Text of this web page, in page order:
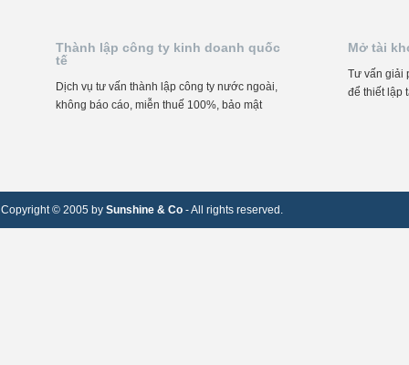
Thành lập công ty kinh doanh quốc
tế
Dịch vụ tư vấn thành lập công ty nước ngoài,
không báo cáo, miễn thuế 100%, bảo mật
Mở tài
Tư vấn giải
để thiết lập
Copyright © 2005 by Sunshine & Co - All rights reserved.